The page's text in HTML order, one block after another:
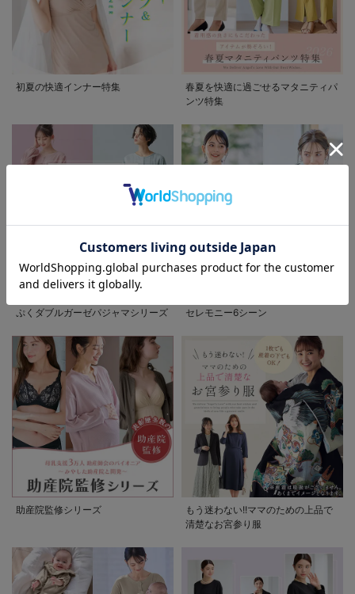
RELATED ITEMS
関連商品
トタッチ ）【出産
後も長く使える】
¥5,478(税込)
【産前産後対応】
【あったか】裏フ
【出産後も長く使
える】
¥4,389(税込)
4
¥3,718(税込)
4
両畦Vネックダブ
ルZIPカーデ マ
タニティ・授乳服
【出産後も長く使
¥4,928 (税込)
初夏の快適インナー特集
春夏を快適に過ごせるマタニティパ
ンツ特集
ぷくダブルガーゼパジャマシリーズ
セレモニー6シーン
助産院監修シリーズ
もう迷わない!!ママのための上品で
清楚なお宮参り服
お気に入り商品を確認する